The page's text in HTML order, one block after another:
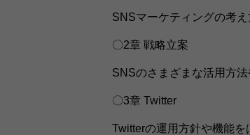
SNSマーケティングの考
〇2章 戦略立案
SNSのさまざまな活用方
〇3章 Twitter
Twitterの運用方針や機能